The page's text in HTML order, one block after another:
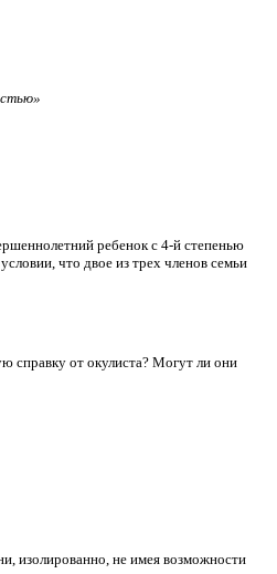
ребенок с 4-й степенью
что двое из трех членов семьи
справку от окулиста? Могут ли они
изолированно, не имея возможности